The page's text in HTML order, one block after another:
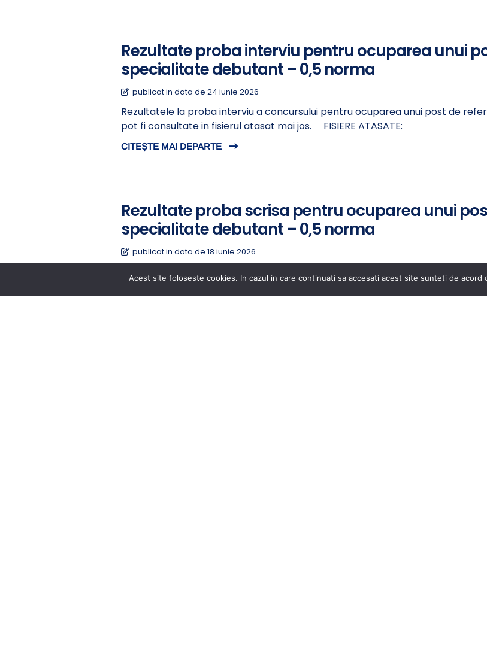
Rezultate proba interviu pentru ocuparea unui
specialitate debutant – 0,5 norma
publicat in data de 24 iunie 2026
Rezultatele la proba interviu a concursului pentru ocuparea unui post de
pot fi consultate in fisierul atasat mai jos. FISIERE ATASATE:
CITEȘTE MAI DEPARTE
Rezultate proba scrisa pentru ocuparea unui
specialitate debutant – 0,5 norma
publicat in data de 18 iunie 2026
Rezultatele la proba scrisa aferente concursului pentru ocuparea unui post
Acest site foloseste cookies. In cazul in care continuati sa accesati acest site sunteti de acord